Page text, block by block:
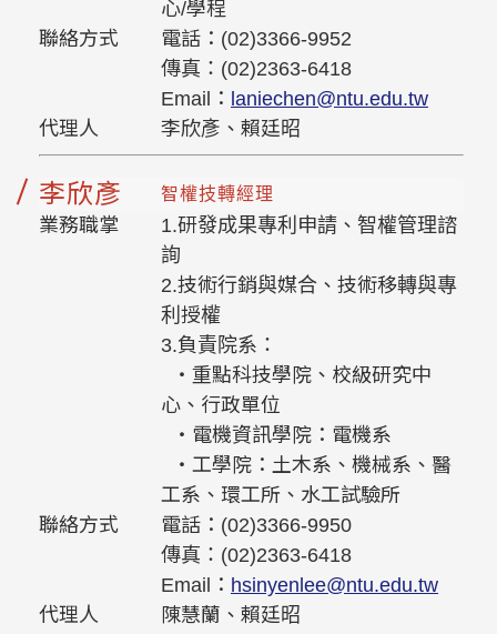
心/學程
聯絡方式
電話：(02)3366-9952
傳真：(02)2363-6418
Email： laniechen@ntu.edu.tw
代理人
李欣彥、賴廷昭
李欣彥 智權技轉經理
業務職掌
1.研發成果專利申請、智權管理諮
詢
2.技術行銷與媒合、技術移轉與專
利授權
3.負責院系：
‧重點科技學院、校級研究中
心、行政單位
‧電機資訊學院：電機系
‧工學院：土木系、機械系、醫
工系、環工所、水工試驗所
聯絡方式
電話：(02)3366-9950
傳真：(02)2363-6418
Email： hsinyenlee@ntu.edu.tw
代理人
陳慧蘭、賴廷昭